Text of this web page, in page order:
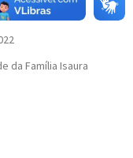
da Família Isaura